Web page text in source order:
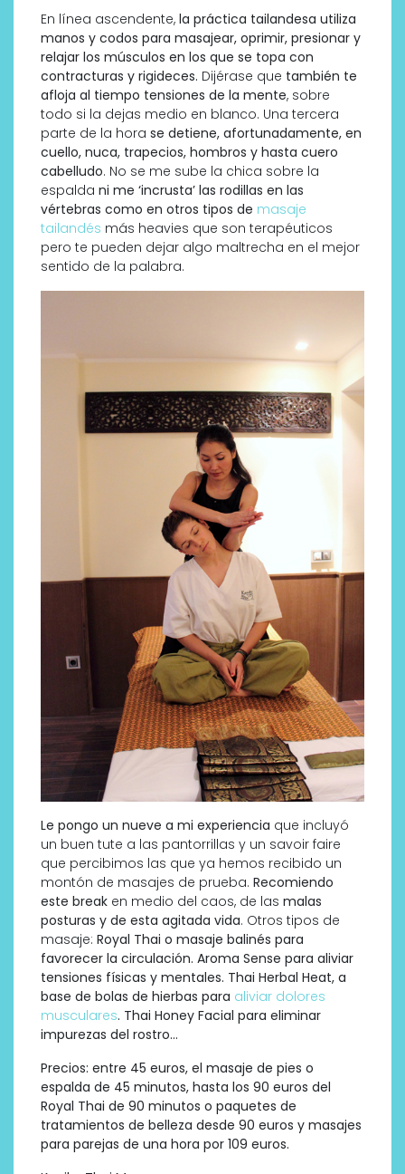
En línea ascendente, la práctica tailandesa utiliza
manos y codos para masajear, oprimir, presionar y
relajar los músculos en los que se topa con
contracturas y rigideces. Dijérase que también te
afloja al tiempo tensiones de la mente, sobre
todo si la dejas medio en blanco. Una tercera
parte de la hora se detiene, afortunadamente, en
cuello, nuca, trapecios, hombros y hasta cuero
cabelludo. No se me sube la chica sobre la
espalda ni me ‘incrusta’ las rodillas en las
vértebras como en otros tipos de masaje
tailandés más heavies que son terapéuticos
pero te pueden dejar algo maltrecha en el mejor
sentido de la palabra.
Le pongo un nueve a mi experiencia que incluyó
un buen tute a las pantorrillas y un savoir faire
que percibimos las que ya hemos recibido un
montón de masajes de prueba. Recomiendo
este break en medio del caos, de las malas
posturas y de esta agitada vida. Otros tipos de
masaje: Royal Thai o masaje balinés para
favorecer la circulación. Aroma Sense para aliviar
tensiones físicas y mentales. Thai Herbal Heat, a
base de bolas de hierbas para aliviar dolores
musculares. Thai Honey Facial para eliminar
impurezas del rostro…
Precios: entre 45 euros, el masaje de pies o
espalda de 45 minutos, hasta los 90 euros del
Royal Thai de 90 minutos o paquetes de
tratamientos de belleza desde 90 euros y masajes
para parejas de una hora por 109 euros.